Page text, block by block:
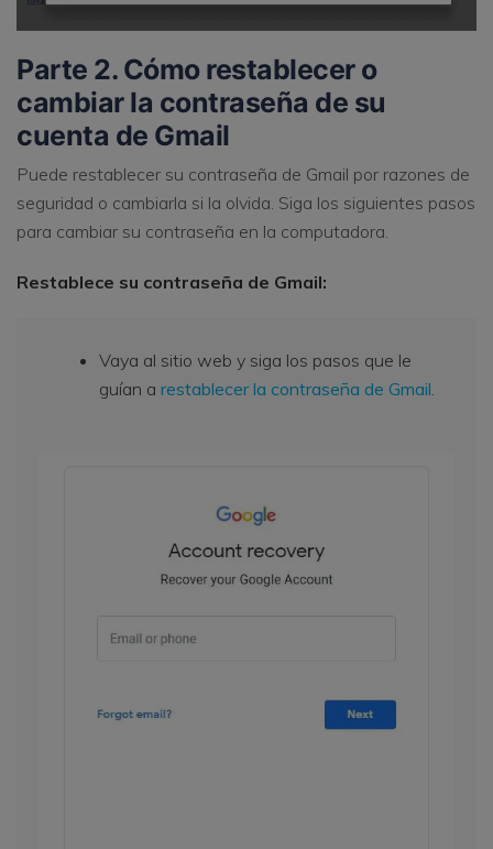
Parte 2. Cómo restablecer o
cambiar la contraseña de su
cuenta de Gmail
Puede restablecer su contraseña de Gmail por razones de
seguridad o cambiarla si la olvida. Siga los siguientes pasos
para cambiar su contraseña en la computadora.
Restablece su contraseña de Gmail:
Vaya al sitio web y siga los pasos que le
guían a restablecer la contraseña de Gmail